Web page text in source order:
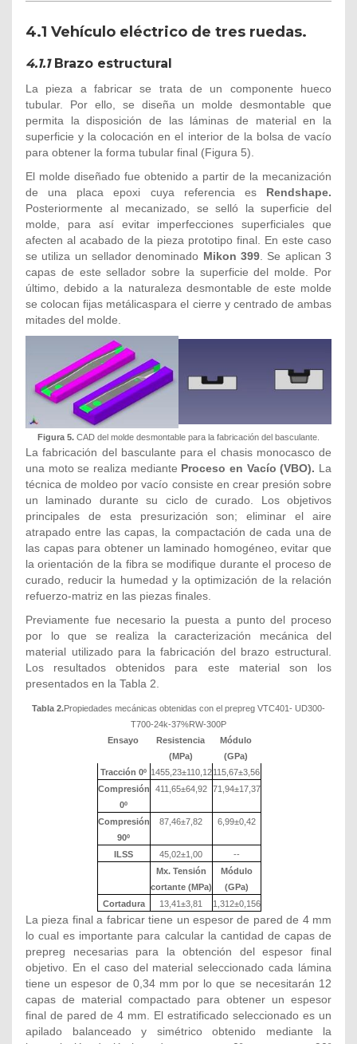
4.1 Vehículo eléctrico de tres ruedas.
4.1.1Brazo estructural
La pieza a fabricar se trata de un componente hueco
tubular. Por ello, se diseña un molde desmontable que
permita la disposición de las láminas de material en la
superficie y la colocación en el interior de la bolsa de vacío
para obtener la forma tubular final (Figura 5).
El molde diseñado fue obtenido a partir de la mecanización
de una placa epoxi cuya referencia es Rendshape.
Posteriormente al mecanizado, se selló la superficie del
molde, para así evitar imperfecciones superficiales que
afecten al acabado de la pieza prototipo final. En este caso
se utiliza un sellador denominado Mikon 399 . Se aplican 3
capas de este sellador sobre la superficie del molde. Por
último, debido a la naturaleza desmontable de este molde
se colocan fijas metálicaspara el cierre y centrado de ambas
mitades del molde.
Figura 5. CAD del molde desmontable para la fabricación del basculante.
La fabricación del basculante para el chasis monocasco de
una moto se realiza mediante Proceso en Vacío (VBO). La
técnica de moldeo por vacío consiste en crear presión sobre
un laminado durante su ciclo de curado. Los objetivos
principales de esta presurización son; eliminar el aire
atrapado entre las capas, la compactación de cada una de
las capas para obtener un laminado homogéneo, evitar que
la orientación de la fibra se modifique durante el proceso de
curado, reducir la humedad y la optimización de la relación
refuerzo-matriz en las piezas finales.
Previamente fue necesario la puesta a punto del proceso
por lo que se realiza la caracterización mecánica del
material utilizado para la fabricación del brazo estructural.
Los resultados obtenidos para este material son los
presentados en la Tabla 2.
Tabla 2.Propiedades mecánicas obtenidas con el prepreg VTC401- UD300-
T700-24k-37%RW-300P
Ensayo
Resistencia
(MPa)
Módulo
(GPa)
Tracción 0º 1455,23±110,12 115,67±3,56
Compresión
0º
411,65±64,92 71,94±17,37
Compresión
90º
87,46±7,82 6,99±0,42
ILSS 45,02±1,00
--
Mx. Tensión
cortante (MPa)
Módulo
(GPa)
Cortadura
13,41±3,81 1,312±0,156
La pieza final a fabricar tiene un espesor de pared de 4 mm
lo cual es importante para calcular la cantidad de capas de
prepreg necesarias para la obtención del espesor final
objetivo. En el caso del material seleccionado cada lámina
tiene un espesor de 0,34 mm por lo que se necesitarán 12
capas de material compactado para obtener un espesor
final de pared de 4 mm. El estratificado seleccionado es un
apilado balanceado y simétrico obtenido mediante la